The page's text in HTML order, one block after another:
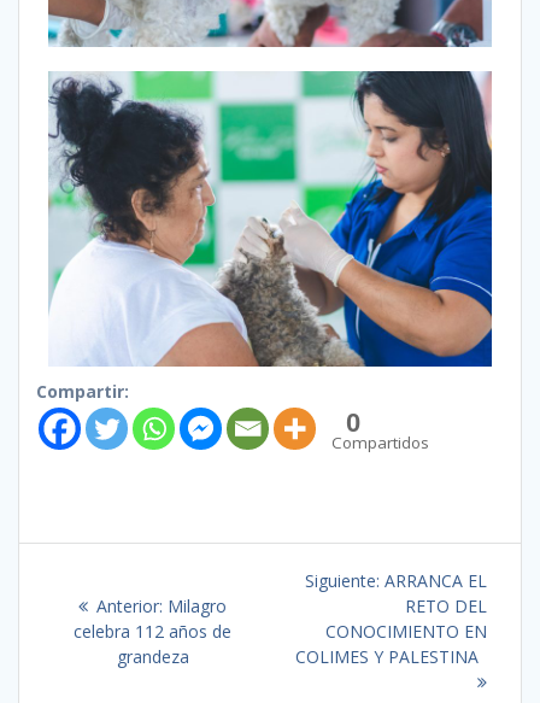
Compartir:
0
Compartidos
Anterior: Milagro
celebra 112 años de
grandeza
Siguiente: ARRANCA EL
RETO DEL
CONOCIMIENTO EN
COLIMES Y PALESTINA